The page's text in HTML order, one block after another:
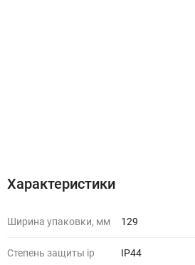
Характеристики
Ширина упаковки, мм 129
Степень защиты ip IP44